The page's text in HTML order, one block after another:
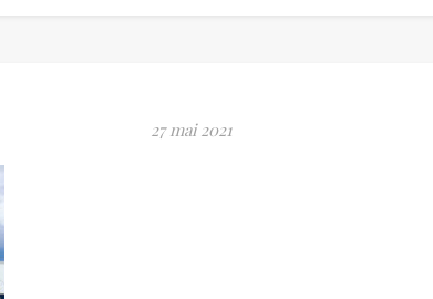
27 mai 2021